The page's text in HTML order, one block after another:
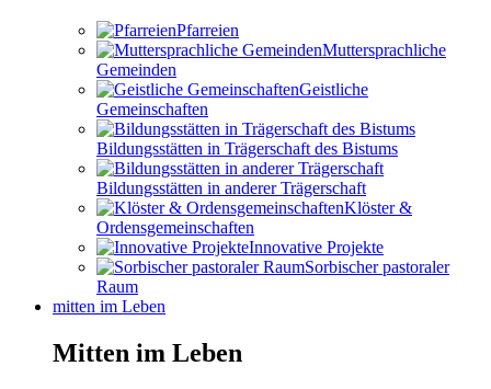
Pfarreien
Muttersprachliche
Gemeinden
Geistliche
Gemeinschaften
Bildungsstätten in Trägerschaft des Bistums
Bildungsstätten in anderer Trägerschaft
Klöster &
Ordensgemeinschaften
Innovative Projekte
Sorbischer pastoraler
Raum
mitten im Leben
Mitten im Leben